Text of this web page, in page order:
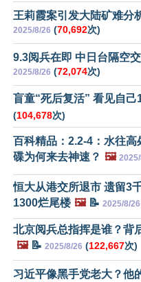
王莉霞案引发大陆矿难分
2025/8/26 (70,692次)
9.3阅兵在即 中日台隔空
2025/8/26 (72,074次)
盲童“死后复活” 看见自己
(104,678次)
百科精品：2.2-4：水往高
碟为何来去神速？ 🖼️
恒大从港交所退市 遗留3
1300烂尾楼 🖼️📝 2025/8/26
北京阅兵总指挥是谁？背
🖼️📝 2025/8/26 (122,667次)
习近平像黑手党老大？他